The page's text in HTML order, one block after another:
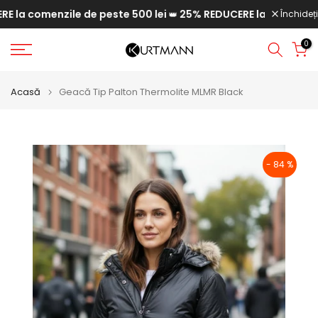
Săriți
la
conținut
la comenzile de peste 500 lei👑25% REDUCERE la comenzile
Închideți
0
Acasă Geacă Tip Palton Thermolite MLMR Black
- 84 %